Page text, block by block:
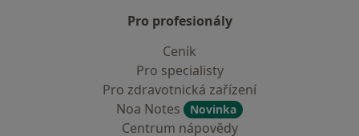
Pro profesionály
Ceník
Pro specialisty
Pro zdravotnická zařízení
Noa Notes
Novinka
Centrum nápovědy